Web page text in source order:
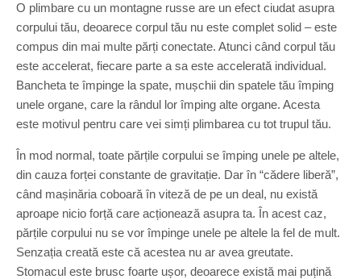
O plimbare cu un montagne russe are un efect ciudat asupra
corpului tău, deoarece corpul tău nu este complet solid – este
compus din mai multe părți conectate. Atunci când corpul tău
este accelerat, fiecare parte a sa este accelerată individual.
Bancheta te împinge la spate, mușchii din spatele tău împing
unele organe, care la rândul lor împing alte organe. Acesta
este motivul pentru care vei simți plimbarea cu tot trupul tău.
În mod normal, toate părțile corpului se împing unele pe altele,
din cauza forței constante de gravitație. Dar în “cădere liberă”,
când mașinăria coboară în viteză de pe un deal, nu există
aproape nicio forță care acționează asupra ta. În acest caz,
părțile corpului nu se vor împinge unele pe altele la fel de mult.
Senzația creată este că acestea nu ar avea greutate.
Stomacul este brusc foarte ușor, deoarece există mai puțină